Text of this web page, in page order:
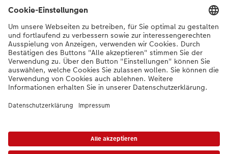
Inspiration
Bei Fragen zu Produkten oder der Bestellung können Sie uns gerne von
Montag bis Samstag von 8:00 – 20:00 Uhr und Sonntag von 10:00 –
20:00 Uhr (gesetzliche Feiertage ausgenommen) unter der
Telefonnummer044 499 10 36kontaktieren.
DE |FR
Produkt hat ggfs. einen höheren Preis.
|AGB|Datenschutz|Impressum